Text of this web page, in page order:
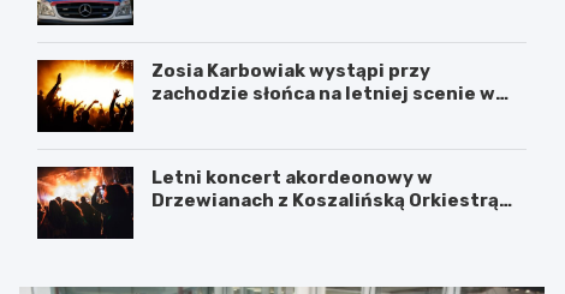
Zosia Karbowiak wystąpi przy
zachodzie słońca na letniej scenie w
Letni koncert akordeonowy w
Drzewianach z Koszalińską Orkiestrą